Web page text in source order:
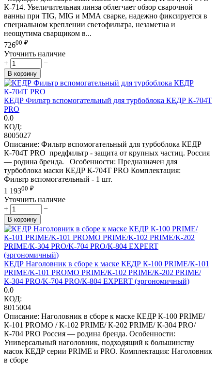
К-714. Увеличительная линза облегчает обзор сварочной
ванны при TIG, MIG и ММА сварке, надежно фиксируется в
специальном креплении светофильтра, незаметна и
неощутима сварщиком в...
72600 ₽
Уточнить наличие
+
−
В корзину
КЕДР Фильтр вспомогательный для турбоблока КЕДР К-704Т
PRO
0.0
КОД:
8005027
Описание: Фильтр вспомогательный для турбоблока КЕДР
К-704Т PRO предфильтр - защита от крупных частиц. Россия
— родина бренда. Особенности: Предназначен для
турбоблока маски КЕДР К-704Т PRO Комплектация:
Фильтр вспомогательный - 1 шт.
1 19300 ₽
Уточнить наличие
+
−
В корзину
КЕДР Наголовник в сборе к маске КЕДР К-100 PRIME/К-101
PRIME/K-101 PROMO PRIME/К-102 PRIME/К-202 PRIME/
К-304 PRO/K-704 PRO/К-804 EXPERT (эргономичный)
0.0
КОД:
8015004
Описание: Наголовник в сборе к маске КЕДP К-100 PRIME/
К-101 PROMO / К-102 PRIME/ К-202 PRIME/ К-304 PRO/
К-704 PRO Россия — родина бренда. Особенности:
Универсальный наголовник, подходящий к большинству
масок КЕДР серии PRIME и PRO. Комплектация: Наголовник
в сборе